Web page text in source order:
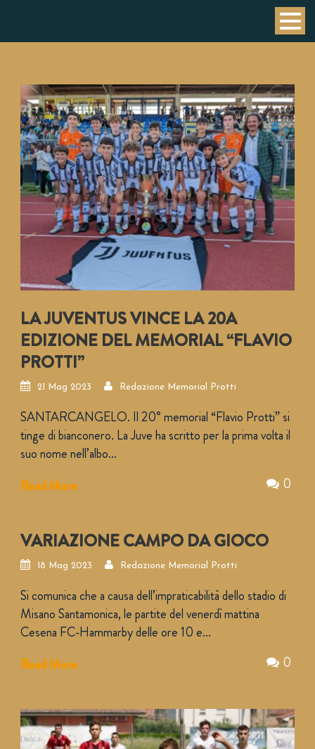
LA JUVENTUS VINCE LA 20A
EDIZIONE DEL MEMORIAL “FLAVIO
PROTTI”
21 Mag 2023 Redazione Memorial Protti
SANTARCANGELO. Il 20° memorial “Flavio Protti” si
tinge di bianconero. La Juve ha scritto per la prima volta il
suo nome nell’albo...
Read More
0
VARIAZIONE CAMPO DA GIOCO
18 Mag 2023 Redazione Memorial Protti
Si comunica che a causa dell’impraticabilità dello stadio di
Misano Santamonica, le partite del venerdì mattina
Cesena FC-Hammarby delle ore 10 e...
Read More
0